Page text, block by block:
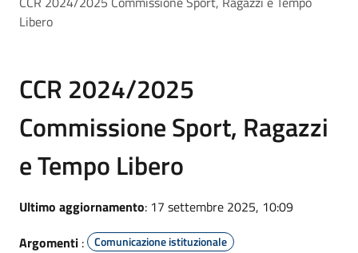
Libero
CCR 2024/2025
Commissione Sport, Ragazzi
e Tempo Libero
Ultimo aggiornamento: 17 settembre 2025, 10:09
Argomenti : Comunicazione istituzionale